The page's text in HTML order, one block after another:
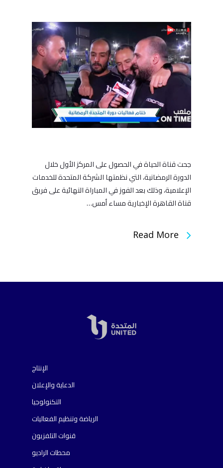
جحت قناة الحياة في الحصول على المركز الأول خلال
الدورة الرمضانية، التي نظمتها الشركة المتحدة للخدمات
الإعلامية، وذلك بعد الفوز في المباراة النهائية على فريق
قناة القاهرة الإخبارية مساء أمس…
Read More
الإنتاج
الدعاية والإعلان
التكنولوجيا
الرياضة وتنظيم الفعاليات
قنوات التلفزيون
محطات الراديو